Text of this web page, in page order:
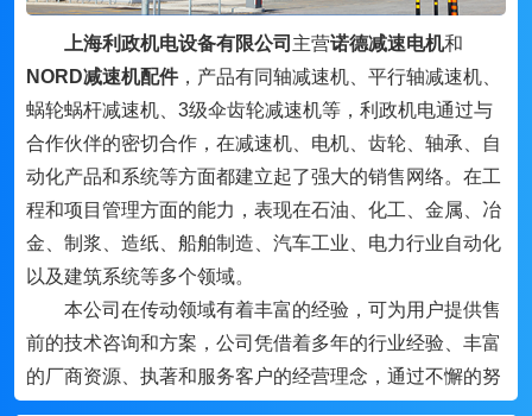
上海利政机电设备有限公司 主营诺德减速电机和
NORD减速机配件，产品有同轴减速机、平行轴减速机、
蜗轮蜗杆减速机、3级伞齿轮减速机等，利政机电通过与
合作伙伴的密切合作，在减速机、电机、齿轮、轴承、自
动化产品和系统等方面都建立起了强大的销售网络。在工
程和项目管理方面的能力，表现在石油、化工、金属、冶
金、制浆、造纸、船舶制造、汽车工业、电力行业自动化
以及建筑系统等多个领域。
本公司在传动领域有着丰富的经验，可为用户提供售
前的技术咨询和方案，公司凭借着多年的行业经验、丰富
的厂商资源、执著和服务客户的经营理念，通过不懈的努
力，与国内外的机电行业品牌及许多厂家密切合作，形成